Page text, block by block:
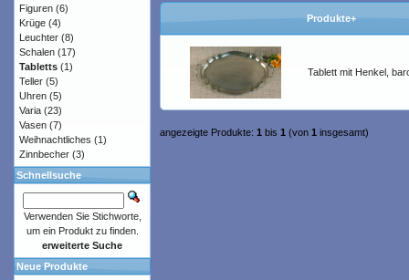
Produkte+
Tablett mit Henkel,
angezeigte Produkte: 1 bis 1 (von 1 insgesamt)
Figuren (6)
Krüge (4)
Leuchter (8)
Schalen (17)
Tabletts (1)
Teller (5)
Uhren (5)
Varia (23)
Vasen (7)
Weihnachtliches (1)
Zinnbecher (3)
Schnellsuche
Verwenden Sie Stichworte,
um ein Produkt zu finden.
erweiterte Suche
Neue Produkte